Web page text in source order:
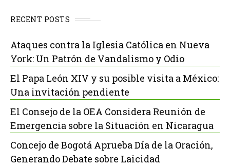
RECENT POSTS
Ataques contra la Iglesia Católica en Nueva
York: Un Patrón de Vandalismo y Odio
El Papa León XIV y su posible visita a México:
Una invitación pendiente
El Consejo de la OEA Considera Reunión de
Emergencia sobre la Situación en Nicaragua
Concejo de Bogotá Aprueba Día de la Oración,
Generando Debate sobre Laicidad